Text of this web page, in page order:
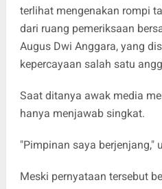
terlihat mengenakan rompi
dari ruang pemeriksaan
Augus Dwi Anggara, yang
kepercayaan salah satu
Saat ditanya awak media
hanya menjawab singkat.
"Pimpinan saya berjenjang,"
Meski pernyataan tersebut